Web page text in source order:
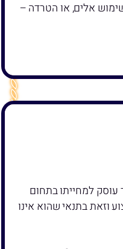
אלים, או הטרדה –
עוסק למחייתו בתחום
וזאת בתנאי שהוא אינו